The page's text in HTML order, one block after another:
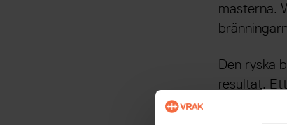
masterna.
Den ryska
resultat.